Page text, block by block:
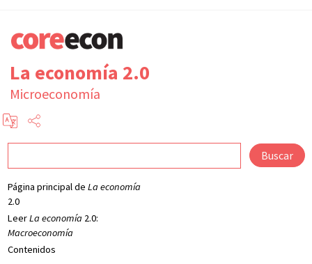
La economía 2.0
Microeconomía
Página principal de La economía
2.0
LeerLa economía2.0:
Macroeconomía
Contenidos